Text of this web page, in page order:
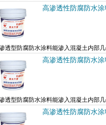
，抗裂性好、施工性能优异，同时具有
高渗透性防腐防水涂
透型防腐防水涂料能渗入混凝土内部
间、硅羟基与混凝土表面和毛细孔道中
高渗透性防腐防水涂
透型防腐防水涂料能渗入混凝土内部
间、硅羟基与混凝土表面和毛细孔道中
高渗透性防腐防水涂